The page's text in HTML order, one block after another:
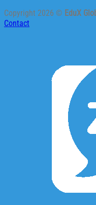
Copyright 2026 © EduX
Contact